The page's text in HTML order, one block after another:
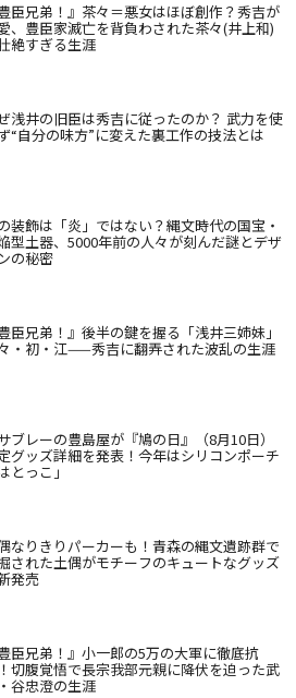
豊臣兄弟！』茶々＝悪女はほぼ創作？秀吉が
、豊臣家滅亡を背負わされた茶々(井上和)
絶すぎる生涯
浅井の旧臣は秀吉に従ったのか？ 武力を使
“自分の味方”に変えた裏工作の技法とは
装飾は「炎」ではない？縄文時代の国宝・
型土器、5000年前の人々が刻んだ謎とデザ
の秘密
豊臣兄弟！』後半の鍵を握る「浅井三姉妹」
・初・江——秀吉に翻弄された波乱の生涯
ブレーの豊島屋が『鳩の日』（8月10日）
グッズ詳細を発表！今年はシリコンポーチ
とっこ」
なりきりパーカーも！青森の縄文遺跡群で
された土偶がモチーフのキュートなグッズ
発売
豊臣兄弟！』小一郎の5万の大軍に徹底抗
切腹覚悟で長宗我部元親に降伏を迫った武
谷忠澄の生涯